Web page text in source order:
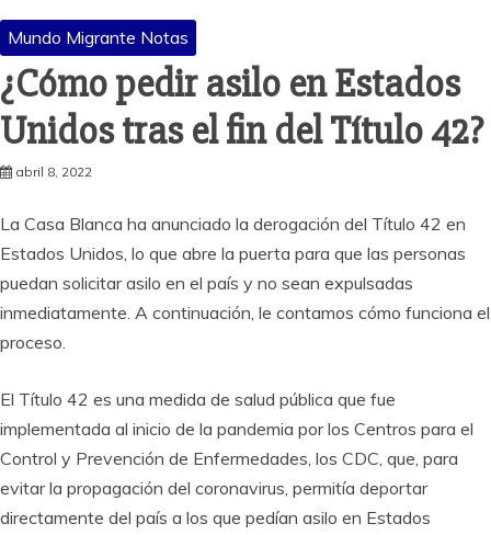
Mundo Migrante Notas
¿Cómo pedir asilo en Estados
Unidos tras el fin del Título 42?
abril 8, 2022
La Casa Blanca ha anunciado la derogación del Título 42 en
Estados Unidos, lo que abre la puerta para que las personas
puedan solicitar asilo en el país y no sean expulsadas
inmediatamente. A continuación, le contamos cómo funciona el
proceso.
El Título 42 es una medida de salud pública que fue
implementada al inicio de la pandemia por los Centros para el
Control y Prevención de Enfermedades, los CDC, que, para
evitar la propagación del coronavirus, permitía deportar
directamente del país a los que pedían asilo en Estados